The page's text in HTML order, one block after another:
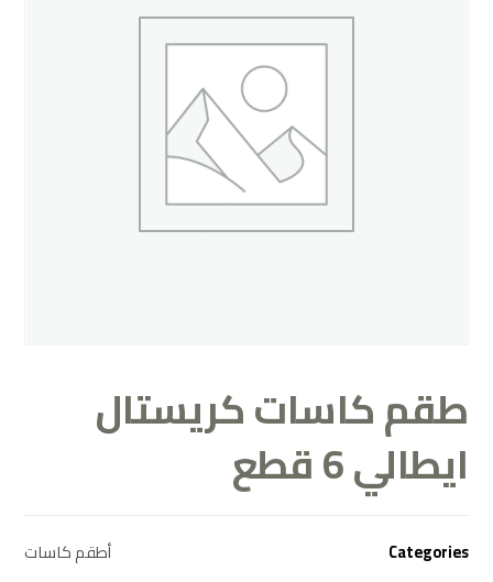
طقم كاسات كريستال
ايطالي 6 قطع
Categories أطقم كاسات